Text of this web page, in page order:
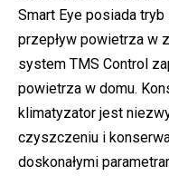
Smart Eye posiada
przepływ powietrza w
system TMS Control
powietrza w domu.
klimatyzator jest
czyszczeniu i
doskonałymi